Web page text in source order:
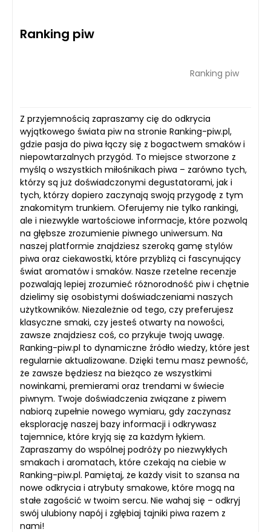
Ranking piw
Ranking piw
Z przyjemnością zapraszamy cię do odkrycia
wyjątkowego świata piw na stronie Ranking-piw.pl,
gdzie pasja do piwa łączy się z bogactwem smaków i
niepowtarzalnych przygód. To miejsce stworzone z
myślą o wszystkich miłośnikach piwa – zarówno tych,
którzy są już doświadczonymi degustatorami, jak i
tych, którzy dopiero zaczynają swoją przygodę z tym
znakomitym trunkiem. Oferujemy nie tylko rankingi,
ale i niezwykle wartościowe informacje, które pozwolą
na głębsze zrozumienie piwnego uniwersum. Na
naszej platformie znajdziesz szeroką gamę stylów
piwa oraz ciekawostki, które przybliżą ci fascynujący
świat aromatów i smaków. Nasze rzetelne recenzje
pozwalają lepiej zrozumieć różnorodność piw i chętnie
dzielimy się osobistymi doświadczeniami naszych
użytkowników. Niezależnie od tego, czy preferujesz
klasyczne smaki, czy jesteś otwarty na nowości,
zawsze znajdziesz coś, co przykuje twoją uwagę.
Ranking-piw.pl to dynamiczne źródło wiedzy, które jest
regularnie aktualizowane. Dzięki temu masz pewność,
że zawsze będziesz na bieżąco ze wszystkimi
nowinkami, premierami oraz trendami w świecie
piwnym. Twoje doświadczenia związane z piwem
nabiorą zupełnie nowego wymiaru, gdy zaczynasz
eksplorację naszej bazy informacji i odkrywasz
tajemnice, które kryją się za każdym łykiem.
Zapraszamy do wspólnej podróży po niezwykłych
smakach i aromatach, które czekają na ciebie w
Ranking-piw.pl. Pamiętaj, że każdy visit to szansa na
nowe odkrycia i atrybuty smakowe, które mogą na
stałe zagościć w twoim sercu. Nie wahaj się – odkryj
swój ulubiony napój i zgłębiaj tajniki piwa razem z
nami!